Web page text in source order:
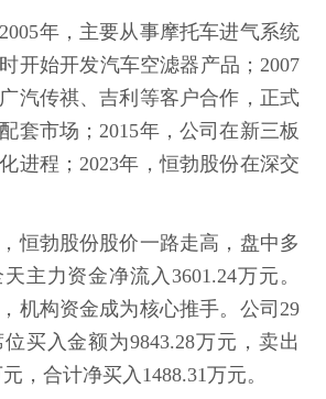
年，主要从事摩托车进气系统
开始开发汽车空滤器产品；2007
汽传祺、吉利等客户合作，正式
套市场；2015年，公司在新三板
进程；2023年，恒勃股份在深交
恒勃股份股价一路走高，盘中多
主力资金净流入3601.24万元。
机构资金成为核心推手。公司29
买入金额为9843.28万元，卖出
，合计净买入1488.31万元。